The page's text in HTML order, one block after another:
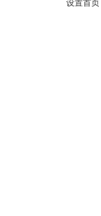
设置首页